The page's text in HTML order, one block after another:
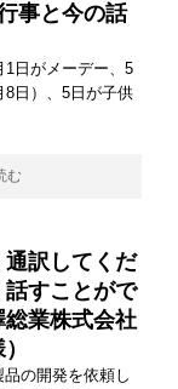
事と今の話
1日がメーデー、5
8日）、5日が子供
む
訳してくだ
話すことがで
総業株式会社
の開発を依頼し